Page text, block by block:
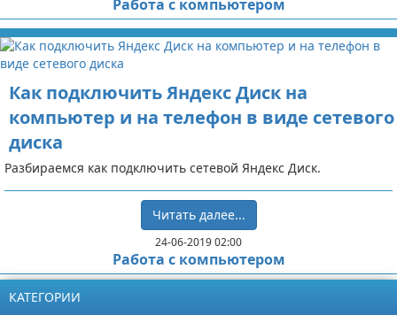
Работа с компьютером
Как подключить Яндекс Диск на
компьютер и на телефон в виде сетевого
диска
Разбираемся как подключить сетевой Яндекс Диск.
Читать далее...
24-06-2019 02:00
Работа с компьютером
КАТЕГОРИИ